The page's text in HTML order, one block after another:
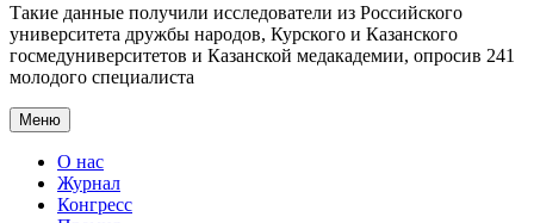
Такие данные получили исследователи из Российского
университета дружбы народов, Курского и Казанского
госмедуниверситетов и Казанской медакадемии, опросив 241
молодого специалиста
Меню
О нас
Журнал
Конгресс